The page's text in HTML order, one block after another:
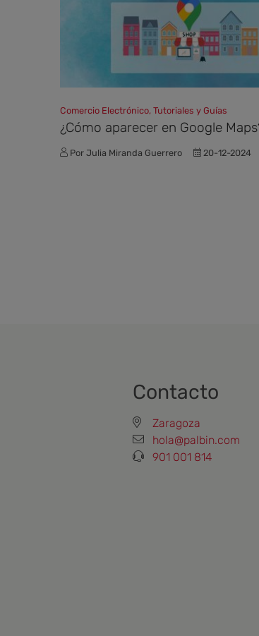
Comercio Electrónico, Tutoriales y Guías
¿Cómo aparecer en Google
Por Julia Miranda Guerrero 20-12-2024
Contacto
Zaragoza
hola@palbin.com
901 001 814